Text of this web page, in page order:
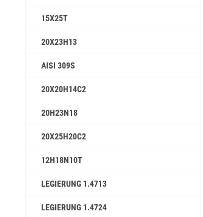
15Х25Т
20Х23Н13
AISI 309S
20Х20Н14С2
20H23N18
20Х25Н20С2
12H18N10T
LEGIERUNG 1.4713
LEGIERUNG 1.4724